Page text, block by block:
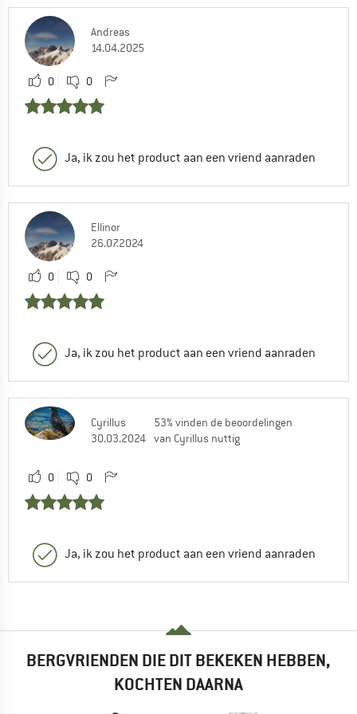
Andreas
14.04.2025
0 0
Ja, ik zou het product aan een vriend aanraden
Ellinor
26.07.2024
0 0
Ja, ik zou het product aan een vriend aanraden
Cyrillus
30.03.2024
53% vinden de beoordelingen
van Cyrillus nuttig
0 0
Ja, ik zou het product aan een vriend aanraden
BERGVRIENDEN DIE DIT BEKEKEN HEBBEN,
KOCHTEN DAARNA